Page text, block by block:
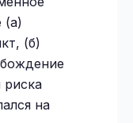
(а)
(б)
риска
на